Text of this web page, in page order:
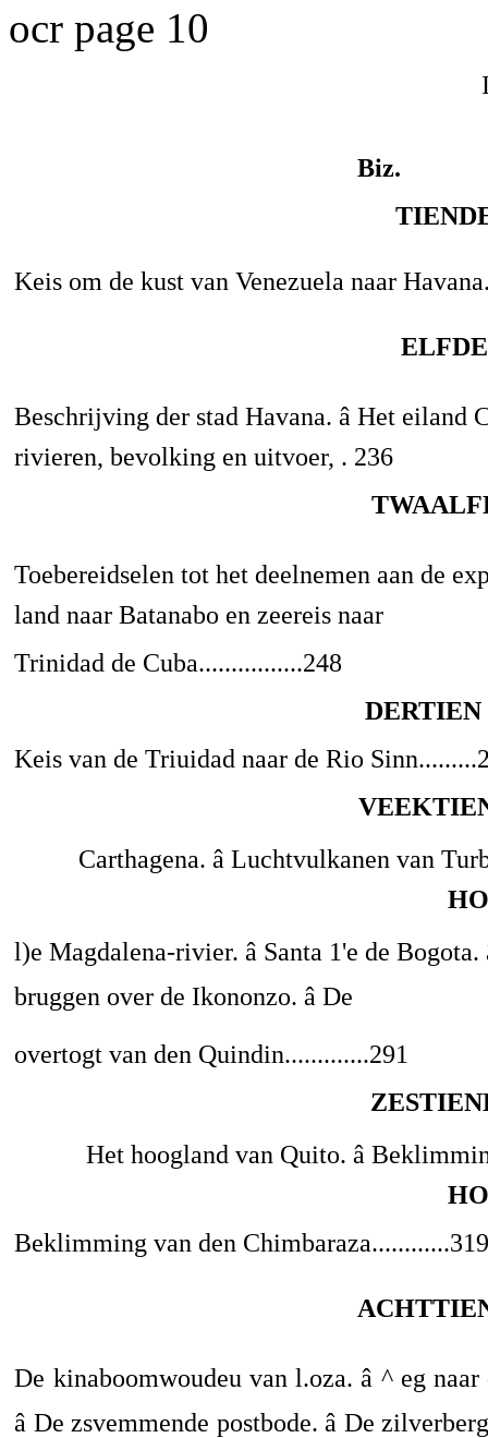
ocr page 10
Biz.
Keis om de kust van Venezuela naar
Beschrijving der stad Havana. â Het
rivieren, bevolking en uitvoer, . 236
Toebereidselen tot het deelnemen aan de
land naar Batanabo en zeereis naar
Trinidad de Cuba................248
Keis van de Triuidad naar de Rio
Carthagena. â Luchtvulkanen van
l)e Magdalena-rivier. â Santa 1'e de Bogota.
bruggen over de Ikononzo. â De
overtogt van den Quindin.............291
Het hoogland van Quito. â
Beklimming van den
De kinaboomwoudeu van l.oza. â ^ eg
â De zsvemmende postbode. â De